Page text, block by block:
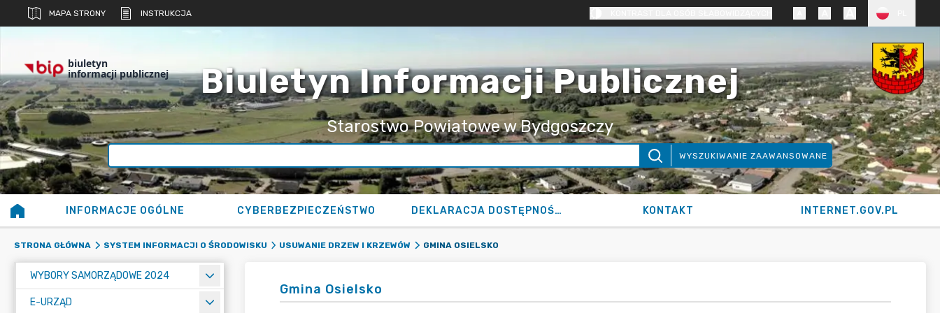
MAPA STRONY INSTRUKCJA
biuletyn
informacji publicznej Biuletyn Informacji Publicznej
Starostwo Powiatowe w Bydgoszczy
WYSZUKIWANIE ZAAWANSOWANE
INFORMACJE OGÓLNE CYBERBEZPIECZEŃSTWO DEKLARACJA DOSTĘPNOŚCI KONTAKT INTERNET.GOV.PL
STRONA GŁÓWNA SYSTEM INFORMACJI O ŚRODOWISKU USUWANIE DRZEW I KRZEWÓW GMINA OSIELSKO
WYBORY SAMORZĄDOWE 2024
E-URZĄD
Gmina Osielsko